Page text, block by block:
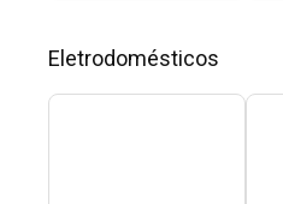
Eletrodomésticos